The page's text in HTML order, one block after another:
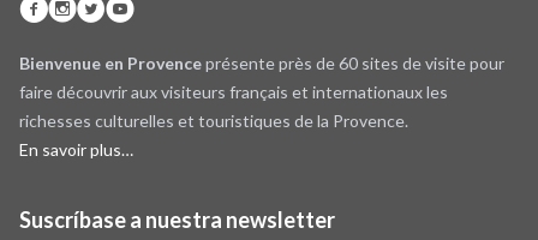
Bienvenue en Provenceprésente près de 60 sites de visite pour
faire découvrir aux visiteurs français et internationaux les
richesses culturelles et touristiques de la Provence.
En savoir plus…
Suscríbase a nuestra newsletter